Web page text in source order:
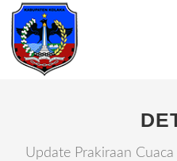
Update Prakiraan